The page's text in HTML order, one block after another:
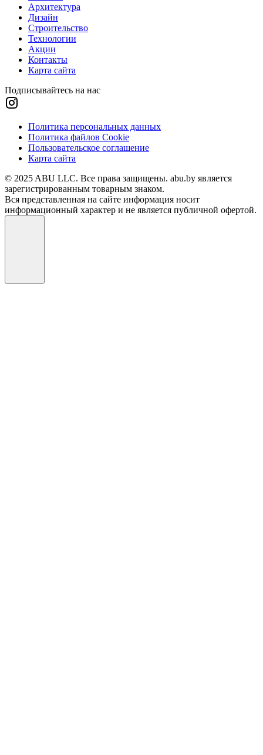
Архитектура
Дизайн
Строительство
Технологии
Акции
Контакты
Карта сайта
Подписывайтесь на нас
Политика персональных данных
Политика файлов Cookie
Пользовательское соглашение
Карта сайта
© 2025 ABU LLC. Все права защищены. abu.by является
зарегистрированным товарным знаком.
Вся представленная на сайте информация носит
информационный характер и не является публичной офертой.